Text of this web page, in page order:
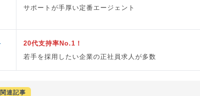
サポートが手厚い定番エージェント
20代支持率No.1！
若手を採用したい企業の正社員求人が多数
関連記事